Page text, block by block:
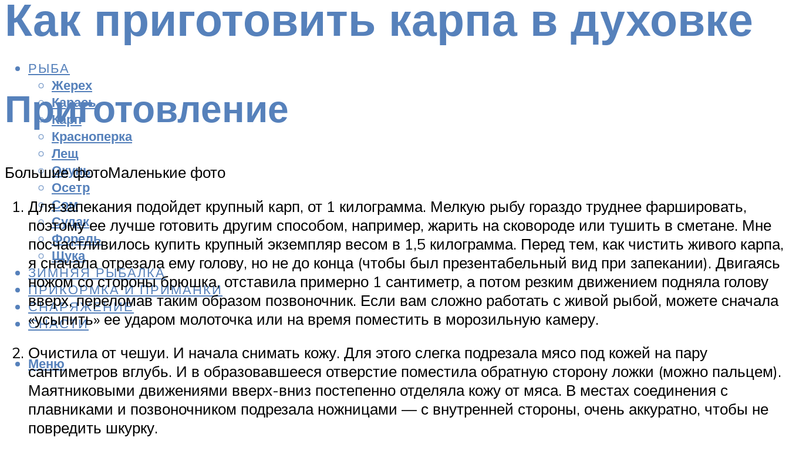
РЫБА
Жерех
Карась
Карп
Красноперка
Лещ
Окунь
Осетр
Сом
Судак
Форель
Щука
ЗИМНЯЯ РЫБАЛКА
ПРИКОРМКА И ПРИМАНКИ
СНАРЯЖЕНИЕ
СНАСТИ
Меню
Как приготовить карпа в духовке
Приготовление
Большие фотоМаленькие фото
Для запекания подойдет крупный карп, от 1 килограмма. Мелкую рыбу гораздо труднее фаршировать,
поэтому ее лучше готовить другим способом, например, жарить на сковороде или тушить в сметане. Мне
посчастливилось купить крупный экземпляр весом в 1,5 килограмма. Перед тем, как чистить живого карпа,
я сначала отрезала ему голову, но не до конца (чтобы был презентабельный вид при запекании). Двигаясь
ножом со стороны брюшка, отставила примерно 1 сантиметр, а потом резким движением подняла голову
вверх, переломав таким образом позвоночник. Если вам сложно работать с живой рыбой, можете сначала
«усыпить» ее ударом молоточка или на время поместить в морозильную камеру.
Очистила от чешуи. И начала снимать кожу. Для этого слегка подрезала мясо под кожей на пару
сантиметров вглубь. И в образовавшееся отверстие поместила обратную сторону ложки (можно пальцем).
Маятниковыми движениями вверх-вниз постепенно отделяла кожу от мяса. В местах соединения с
плавниками и позвоночником подрезала ножницами — с внутренней стороны, очень аккуратно, чтобы не
повредить шкурку.